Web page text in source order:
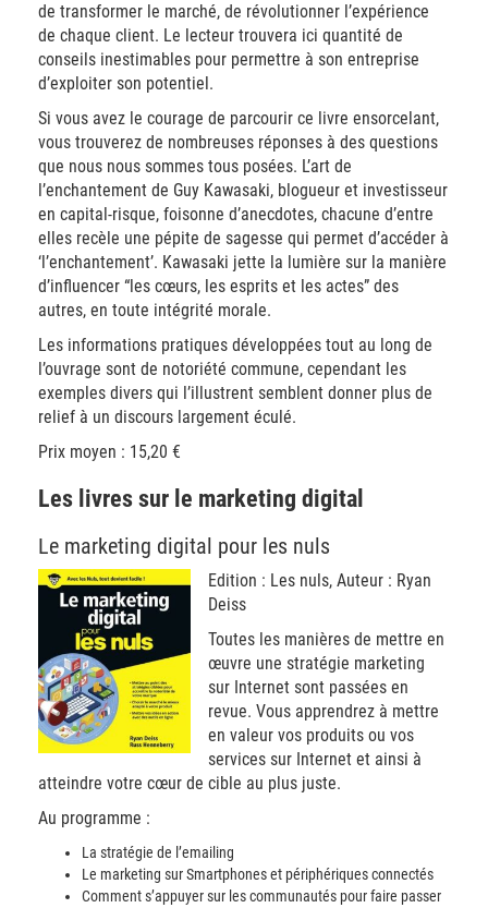
de transformer le marché, de révolutionner l’expérience
de chaque client. Le lecteur trouvera ici quantité de
conseils inestimables pour permettre à son entreprise
d’exploiter son potentiel.
Si vous avez le courage de parcourir ce livre ensorcelant,
vous trouverez de nombreuses réponses à des questions
que nous nous sommes tous posées. L’art de
l’enchantement de Guy Kawasaki, blogueur et investisseur
en capital-risque, foisonne d’anecdotes, chacune d’entre
elles recèle une pépite de sagesse qui permet d’accéder à
‘l’enchantement’. Kawasaki jette la lumière sur la manière
d’influencer “les cœurs, les esprits et les actes” des
autres, en toute intégrité morale.
Les informations pratiques développées tout au long de
l’ouvrage sont de notoriété commune, cependant les
exemples divers qui l’illustrent semblent donner plus de
relief à un discours largement éculé.
Prix moyen : 15,20 €
Les livres sur le marketing digital
Le marketing digital pour les nuls
Edition : Les nuls, Auteur : Ryan
Deiss
Toutes les manières de mettre en
œuvre une stratégie marketing
sur Internet sont passées en
revue. Vous apprendrez à mettre
en valeur vos produits ou vos
services sur Internet et ainsi à
atteindre votre cœur de cible au plus juste.
Au programme :
La stratégie de l’emailing
Le marketing sur Smartphones et périphériques connectés
Comment s’appuyer sur les communautés pour faire passer